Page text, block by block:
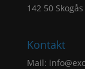
142 50 Skogås
Kontakt
Mail: